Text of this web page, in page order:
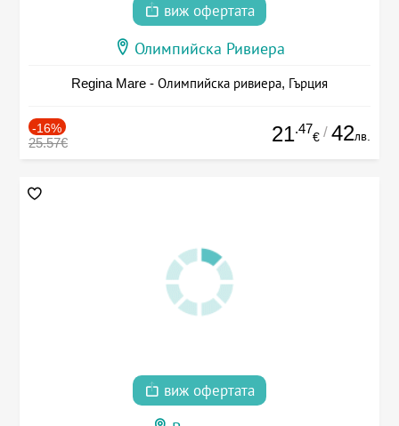
виж офертата
Олимпийска Ривиера
Regina Mare - Олимпийска ривиера, Гърция
-16%
25.57€ 21.47
€ / 42лв.
виж офертата